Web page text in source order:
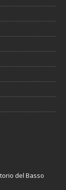
del Basso